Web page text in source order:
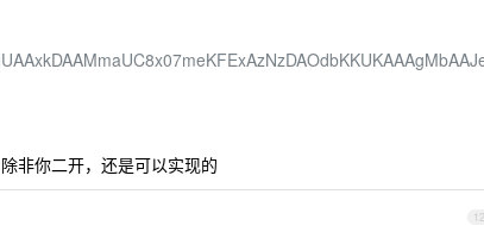
非你二开，还是可以实现的
12